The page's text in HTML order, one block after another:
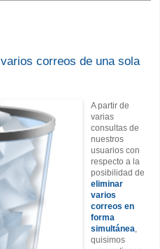
correos de una sola
A partir de
varias
consultas de
nuestros
usuarios con
respecto a la
posibilidad de
eliminar
varios
correos en
forma
simultánea,
quisimos